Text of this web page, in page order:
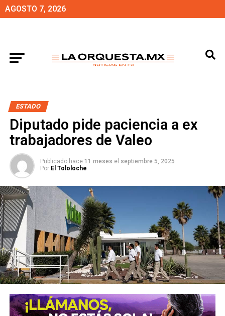
AGOSTO 7, 2026
ESTADO
Diputado pide paciencia a ex
trabajadores de Valeo
Publicado hace 11 meses el septiembre 5, 2025
Por El Tololoche